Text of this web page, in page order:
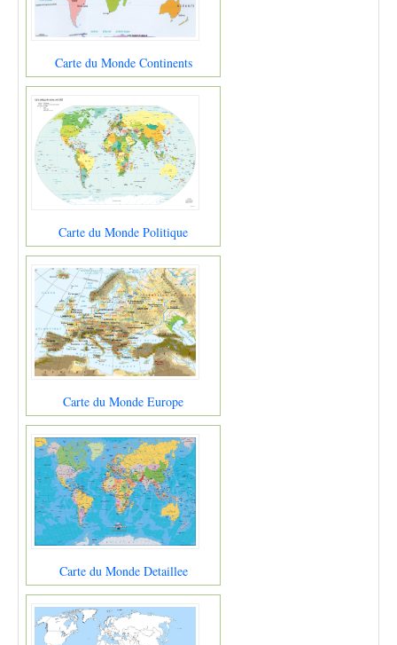
Carte du Monde Continents
Carte du Monde Politique
Carte du Monde Europe
Carte du Monde Detaillee